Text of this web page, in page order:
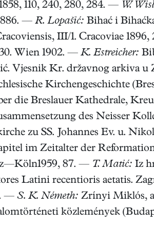
110, 240, 280, 284. — W.
— R. Lopašić: Bihać i
III/1. Cracoviae
Wien 1902. — K. Estreicher:
Vjesnik Kr. državnog arkiva u
Kirchengeschichte
die Breslauer Kathedrale,
des Neisser
zu SS. Johannes Ev. u.
im Zeitalter der
87. — T. Matić: Iz
Latini recentioris aetatis.
— S. K. Németh: Zrínyi Miklós, a
közlemények